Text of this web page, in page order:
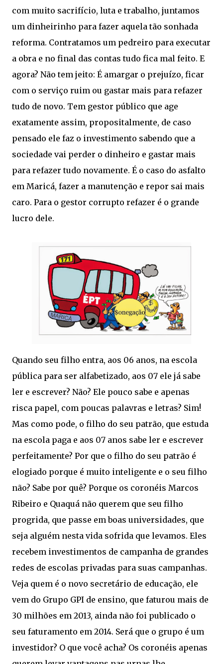
com muito sacrifício, luta e trabalho, juntamos
um dinheirinho para fazer aquela tão sonhada
reforma. Contratamos um pedreiro para executar
a obra e no final das contas tudo fica mal feito. E
agora? Não tem jeito: É amargar o prejuízo, ficar
com o serviço ruim ou gastar mais para refazer
tudo de novo. Tem gestor público que age
exatamente assim, propositalmente, de caso
pensado ele faz o investimento sabendo que a
sociedade vai perder o dinheiro e gastar mais
para refazer tudo novamente. É o caso do asfalto
em Maricá, fazer a manutenção e repor sai mais
caro. Para o gestor corrupto refazer é o grande
lucro dele.
Quando seu filho entra, aos 06 anos, na escola
pública para ser alfabetizado, aos 07 ele já sabe
ler e escrever? Não? Ele pouco sabe e apenas
risca papel, com poucas palavras e letras? Sim!
Mas como pode, o filho do seu patrão, que estuda
na escola paga e aos 07 anos sabe ler e escrever
perfeitamente? Por que o filho do seu patrão é
elogiado porque é muito inteligente e o seu filho
não? Sabe por quê? Porque os coronéis Marcos
Ribeiro e Quaquá não querem que seu filho
progrida, que passe em boas universidades, que
seja alguém nesta vida sofrida que levamos. Eles
recebem investimentos de campanha de grandes
redes de escolas privadas para suas campanhas.
Veja quem é o novo secretário de educação, ele
vem do Grupo GPI de ensino, que faturou mais de
30 milhões em 2013, ainda não foi publicado o
seu faturamento em 2014. Será que o grupo é um
investidor? O que você acha? Os coronéis apenas